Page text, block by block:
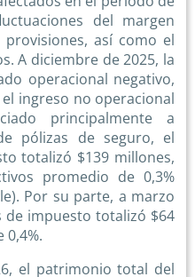
del margen
así como el
A diciembre de 2025, la
operacional negativo,
ingreso no operacional
principalmente a
pólizas de seguro, el
totalizó $139 millones,
promedio de 0,3%
Por su parte, a marzo
de impuesto totalizó $64
el patrimonio total del